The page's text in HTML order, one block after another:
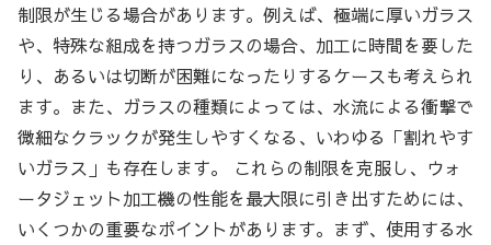
制限が生じる場合があります。例えば、極端に厚いガラス
や、特殊な組成を持つガラスの場合、加工に時間を要した
り、あるいは切断が困難になったりするケースも考えられ
ます。また、ガラスの種類によっては、水流による衝撃で
微細なクラックが発生しやすくなる、いわゆる「割れやす
いガラス」も存在します。 これらの制限を克服し、ウォ
ータジェット加工機の性能を最大限に引き出すためには、
いくつかの重要なポイントがあります。まず、使用する水